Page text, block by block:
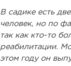
В садике есть
человек, но по
так как кто-то
реабилитации.
этом году он